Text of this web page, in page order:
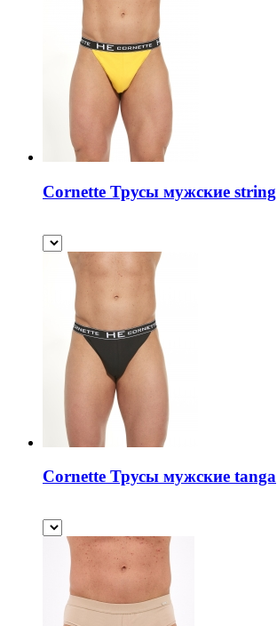
Cornette Трусы мужские string
Cornette Трусы мужские tanga